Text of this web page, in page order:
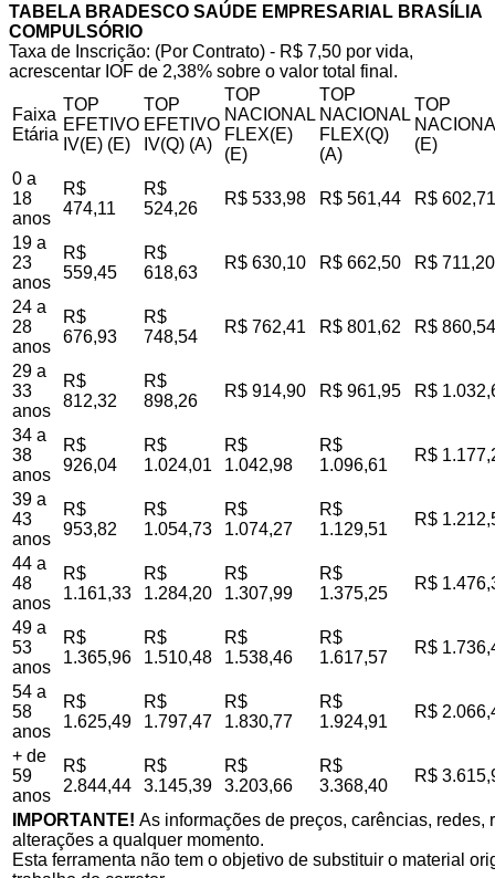
TABELA BRADESCO SAÚDE EMPRESARIAL BRASÍLIA
COMPULSÓRIO
Taxa de Inscrição: (Por Contrato) - R$ 7,50 por vida,
acrescentar IOF de 2,38% sobre o valor total final.
Faixa
Etária
TOP
EFETIVO
IV(E) (E)
TOP
EFETIVO
IV(Q) (A)
TOP
NACIONAL
FLEX(E)
(E)
TOP
NACIONAL
FLEX(Q)
(A)
TOP
(E)
0 a
18
anos
R$
474,11
R$
524,26
R$ 533,98 R$ 561,44 R$ 602,71
19 a
23
anos
R$
559,45
R$
618,63
R$ 630,10 R$ 662,50 R$ 711,20
24 a
28
anos
R$
676,93
R$
748,54
R$ 762,41 R$ 801,62 R$ 860,54
29 a
33
anos
R$
812,32
R$
898,26
R$ 914,90 R$ 961,95 R$
34 a
38
anos
R$
926,04
R$
1.024,01
R$
1.042,98
R$
1.096,61
R$
39 a
43
anos
R$
953,82
R$
1.054,73
R$
1.074,27
R$
1.129,51
R$
44 a
48
anos
R$
1.161,33
R$
1.284,20
R$
1.307,99
R$
1.375,25
R$
49 a
53
anos
R$
1.365,96
R$
1.510,48
R$
1.538,46
R$
1.617,57
R$
54 a
58
anos
R$
1.625,49
R$
1.797,47
R$
1.830,77
R$
1.924,91
R$
+ de
59
anos
R$
2.844,44
R$
3.145,39
R$
3.203,66
R$
3.368,40
R$
IMPORTANTE! As informações de preços, carências,
alterações a qualquer momento.
Esta ferramenta não tem o objetivo de substituir o material